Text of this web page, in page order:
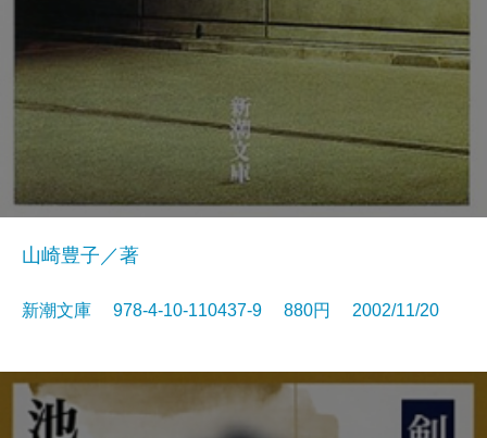
山崎豊子／著
新潮文庫 978-4-10-110437-9 880円 2002/11/20